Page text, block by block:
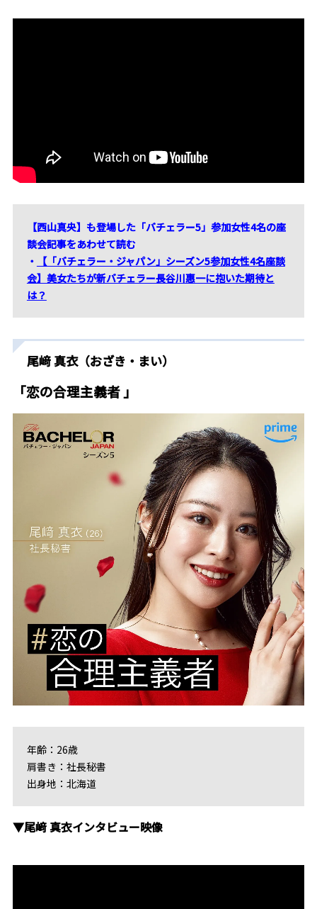
【西山真央】も登場した「バチェラー5」参加女性4名の座
談会記事をあわせて読む
・
【「バチェラー・ジャパン」シーズン5参加女性4名座談
会】美女たちが新バチェラー長谷川惠一に抱いた期待と
は？
尾﨑 真衣（おざき・まい）
「恋の合理主義者 」
年齢：26歳
肩書き：社長秘書
出身地：北海道
▼尾﨑 真衣インタビュー映像